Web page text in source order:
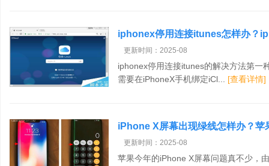
iphonex停用连接itunes怎样办？
更新时间：2025-08
iphonex停用连接itunes的解决方法第一
需要在iPhoneX手机绑定iCl... [查看详情]
iPhone X屏幕出现绿线怎样办？
更新时间：2025-08
苹果今年的iPhone X屏幕问题真不少，